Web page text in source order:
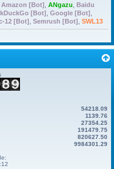
Amazon [Bot] ANgazu Baidu
[Bot] Google [Bot]
12 [Bot] Semrush [Bot] SWL13
54218.09
1139.76
27354.25
191479.75
820627.50
9984301.29